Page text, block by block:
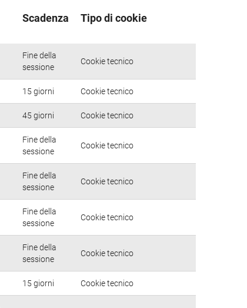
Scadenza Tipo di cookie
Fine della
sessione
Cookie tecnico
15 giorni Cookie tecnico
45 giorni Cookie tecnico
Fine della
sessione
Cookie tecnico
Fine della
sessione
Cookie tecnico
Fine della
sessione
Cookie tecnico
Fine della
sessione
Cookie tecnico
15 giorni Cookie tecnico